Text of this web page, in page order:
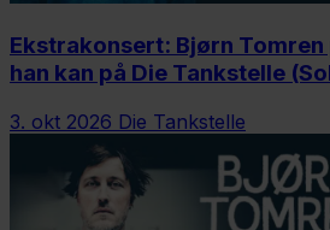
Ekstrakonsert: Bjørn
han kan på Die Tankstelle
3. okt 2026 Die Tankstelle